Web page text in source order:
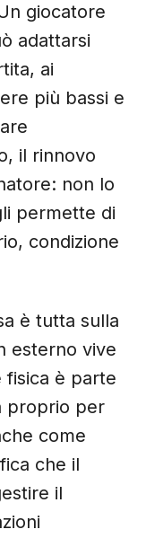
giocatore
adattarsi
ai
più bassi e
il rinnovo
non lo
permette di
condizione
è tutta sulla
esterno vive
fisica è parte
proprio per
come
che il
il